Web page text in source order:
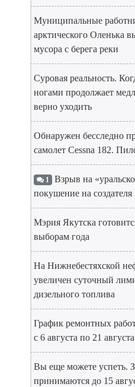
Муниципальные
арктического Оленька
мусора с берега реки
Суровая реальность.
ногами продолжает
верно уходить
Обнаружен бесследно
самолет Cessna 182.
1 Взрыв на
покушение на
Мэрия Якутска
выборам года
На Нижнебестяхской
увеличен суточный
дизельного топлива
График ремонтных
с 6 августа по 21 августа
Вы еще можете успеть.
принимаются до 15